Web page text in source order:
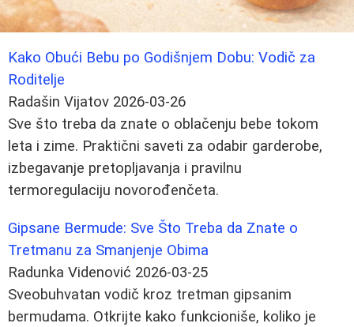
Kako Obući Bebu po Godišnjem Dobu: Vodič za
Roditelje
Radašin Vijatov 2026-03-26
Sve što treba da znate o oblačenju bebe tokom
leta i zime. Praktični saveti za odabir garderobe,
izbegavanje pretopljavanja i pravilnu
termoregulaciju novorođenčeta.
Gipsane Bermude: Sve Što Treba da Znate o
Tretmanu za Smanjenje Obima
Radunka Videnović 2026-03-25
Sveobuhvatan vodič kroz tretman gipsanim
bermudama. Otkrijte kako funkcioniše, koliko je